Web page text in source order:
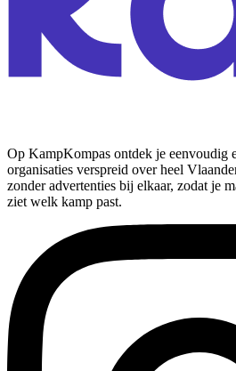
Op KampKompas ontdek je eenvoudig
organisaties verspreid over heel
zonder advertenties bij elkaar, zodat je
ziet welk kamp past.